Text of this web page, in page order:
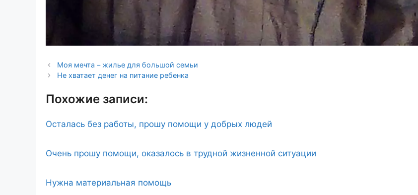
Моя мечта – жилье для большой семьи
Не хватает денег на питание ребенка
Похожие записи:
Осталась без работы, прошу помощи у добрых людей
Очень прошу помощи, оказалось в трудной жизненной ситуации
Нужна материальная помощь